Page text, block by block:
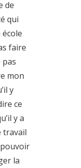
de
qui
faire
pas
mon
y
ce
y a
travail
la